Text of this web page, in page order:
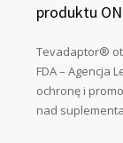
produktu
Tevadaptor®
FDA – Agencja
ochronę i
nad